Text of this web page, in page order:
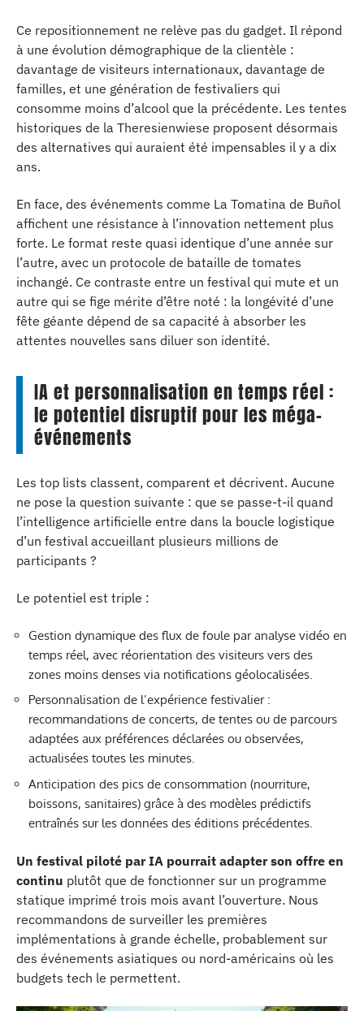
Ce repositionnement ne relève pas du gadget. Il répond
à une évolution démographique de la clientèle :
davantage de visiteurs internationaux, davantage de
familles, et une génération de festivaliers qui
consomme moins d’alcool que la précédente. Les tentes
historiques de la Theresienwiese proposent désormais
des alternatives qui auraient été impensables il y a dix
ans.
En face, des événements comme La Tomatina de Buñol
affichent une résistance à l’innovation nettement plus
forte. Le format reste quasi identique d’une année sur
l’autre, avec un protocole de bataille de tomates
inchangé. Ce contraste entre un festival qui mute et un
autre qui se fige mérite d’être noté : la longévité d’une
fête géante dépend de sa capacité à absorber les
attentes nouvelles sans diluer son identité.
IA et personnalisation en temps réel :
le potentiel disruptif pour les méga-
événements
Les top lists classent, comparent et décrivent. Aucune
ne pose la question suivante : que se passe-t-il quand
l’intelligence artificielle entre dans la boucle logistique
d’un festival accueillant plusieurs millions de
participants ?
Le potentiel est triple :
Gestion dynamique des flux de foule par analyse vidéo en
temps réel, avec réorientation des visiteurs vers des
zones moins denses via notifications géolocalisées.
Personnalisation de l’expérience festivalier :
recommandations de concerts, de tentes ou de parcours
adaptées aux préférences déclarées ou observées,
actualisées toutes les minutes.
Anticipation des pics de consommation (nourriture,
boissons, sanitaires) grâce à des modèles prédictifs
entraînés sur les données des éditions précédentes.
Un festival piloté par IA pourrait adapter son offre en
continu plutôt que de fonctionner sur un programme
statique imprimé trois mois avant l’ouverture. Nous
recommandons de surveiller les premières
implémentations à grande échelle, probablement sur
des événements asiatiques ou nord-américains où les
budgets tech le permettent.